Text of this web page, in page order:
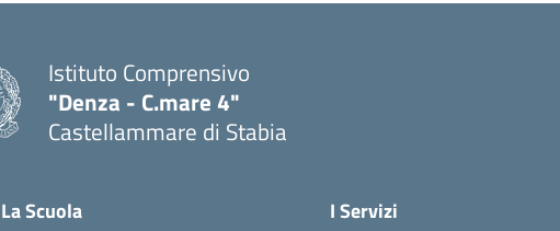
Istituto Comprensivo
"Denza - C.mare 4"
Castellammare di Stabia
La Scuola I Servizi